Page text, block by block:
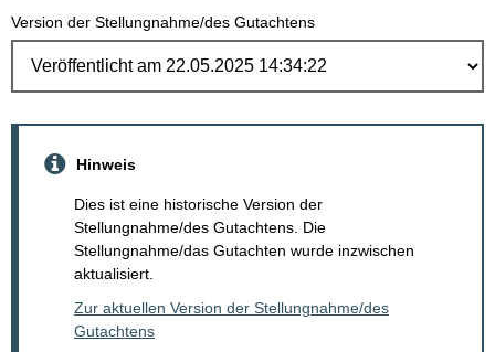
Version der Stellungnahme/des Gutachtens
Hinweis
Dies ist eine historische Version der
Stellungnahme/des Gutachtens. Die
Stellungnahme/das Gutachten wurde inzwischen
aktualisiert.
Zur aktuellen Version der Stellungnahme/des
Gutachtens